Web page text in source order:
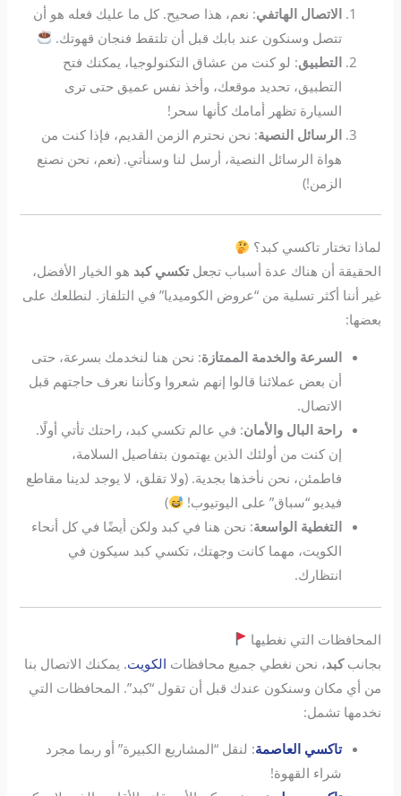
الاتصال الهاتفي: نعم، هذا صحيح. كل ما عليك فعله هو أن
تتصل وسنكون عند بابك قبل أن تلتقط فنجان قهوتك.
التطبيق: لو كنت من عشاق التكنولوجيا، يمكنك فتح
التطبيق، تحديد موقعك، وأخذ نفس عميق حتى ترى
السيارة تظهر أمامك كأنها سحر!
الرسائل النصية: نحن نحترم الزمن القديم، فإذا كنت من
هواة الرسائل النصية، أرسل لنا وسنأتي. (نعم، نحن نصنع
الزمن!)
لماذا تختار تاكسي كبد؟
الحقيقة أن هناك عدة أسباب تجعلتكسي كبد هو الخيار الأفضل،
غير أننا أكثر تسلية من “عروض الكوميديا” في التلفاز. لنطلعك على
بعضها:
السرعة والخدمة الممتازة: نحن هنا لنخدمك بسرعة، حتى
أن بعض عملائنا قالوا إنهم شعروا وكأننا نعرف حاجتهم قبل
الاتصال.
راحة البال والأمان: في عالم تكسي كبد، راحتك تأتي أولًا.
إن كنت من أولئك الذين يهتمون بتفاصيل السلامة،
فاطمئن، نحن نأخذها بجدية. (ولا تقلق، لا يوجد لدينا مقاطع
فيديو “سباق” على اليوتيوب!
)
التغطية الواسعة: نحن هنا في كبد ولكن أيضًا في كل أنحاء
الكويت، مهما كانت وجهتك، تكسي كبد سيكون في
انتظارك.
المحافظات التي نغطيها
بجانبكبد، نحن نغطي جميع محافظات الكويت. يمكنك الاتصال بنا
من أي مكان وسنكون عندك قبل أن تقول “كبد”. المحافظات التي
نخدمها تشمل:
تاكسي العاصمة: لنقل “المشاريع الكبيرة” أو ربما مجرد
شراء القهوة!